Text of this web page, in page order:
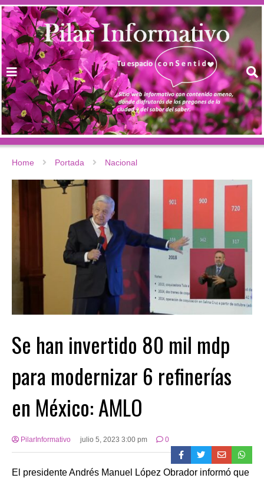
Home Portada Nacional
Se han invertido 80 mil mdp
para modernizar 6 refinerías
en México: AMLO
PilarInformativo julio 5, 2023 3:00 pm 0
El presidente Andrés Manuel López Obrador informó que